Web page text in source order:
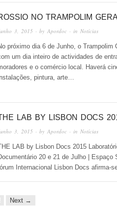
NO TRAMPOLIM
3, 2015 · by Apordoc · in Notícias
próximo dia 6 de Junho, o Trampolim
um dia inteiro de actividades de
e o comércio local. Haverá
pintura, arte…
LAB BY LISBON DOCS
3, 2015 · by Apordoc · in Notícias
LAB by Lisbon Docs 2015
20 e 21 de Julho | Espaço
Internacional Lisbon Docs afirma-
Next →